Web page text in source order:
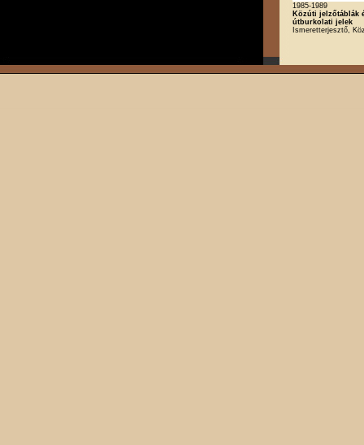
1985-1989
Közúti jelzőtáblák
útburkolati jelek
Ismeretterjesztő,